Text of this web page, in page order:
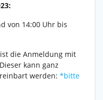
von 14:00 Uhr bis
die Anmeldung mit
kann ganz
werden: *bitte